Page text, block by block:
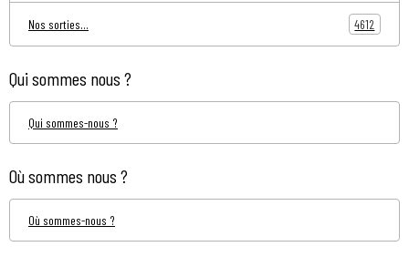
Nos sorties... 4612
Qui sommes nous ?
Qui sommes-nous ?
Où sommes nous ?
Où sommes-nous ?